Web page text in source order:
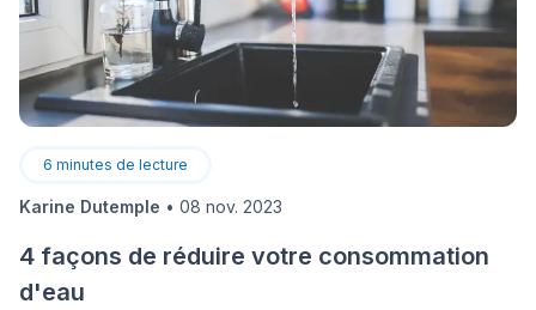
6 minutes de lecture
Karine Dutemple • 08 nov. 2023
4 façons de réduire votre consommation
d'eau